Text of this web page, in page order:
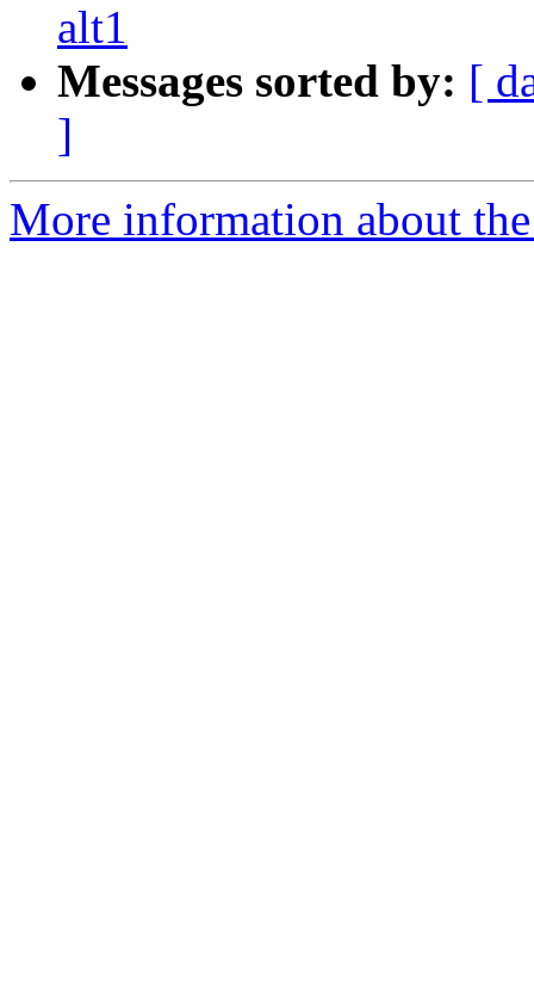
alt1
Messages sorted by: [
]
More information about